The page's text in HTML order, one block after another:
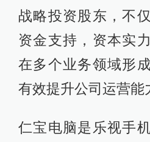
战略投资股东，不
资金支持，资本实
在多个业务领域形
有效提升公司运营能
仁宝电脑是乐视手